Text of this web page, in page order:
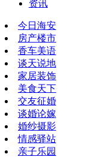
资讯
今日海安
房产楼市
香车美语
谈天说地
家居装饰
美食天下
交友征婚
谈婚论嫁
婚纱摄影
情感驿站
亲子乐园